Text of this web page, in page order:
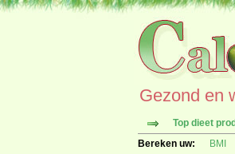
Gezond en
Top dieet
Bereken uw:
BMI